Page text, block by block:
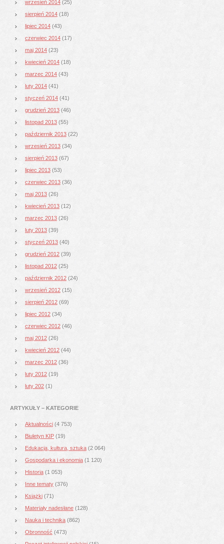
wrzesień 2014 (25)
sierpień 2014 (18)
lipiec 2014 (43)
czerwiec 2014 (17)
maj 2014 (23)
kwiecień 2014 (18)
marzec 2014 (43)
luty 2014 (41)
styczeń 2014 (41)
grudzień 2013 (46)
listopad 2013 (55)
październik 2013 (22)
wrzesień 2013 (34)
sierpień 2013 (67)
lipiec 2013 (53)
czerwiec 2013 (36)
maj 2013 (26)
kwiecień 2013 (12)
marzec 2013 (26)
luty 2013 (39)
styczeń 2013 (40)
grudzień 2012 (39)
listopad 2012 (25)
październik 2012 (24)
wrzesień 2012 (15)
sierpień 2012 (69)
lipiec 2012 (34)
czerwiec 2012 (46)
maj 2012 (26)
kwiecień 2012 (44)
marzec 2012 (36)
luty 2012 (19)
luty 202 (1)
ARTYKUŁY – KATEGORIE
Aktualności (4 753)
Biuletyn KIP (19)
Edukacja, kultura, sztuka (2 064)
Gospodarka i ekonomia (1 120)
Historia (1 053)
Inne tematy (376)
Książki (71)
Materiały nadesłane (128)
Nauka i technika (862)
Obronność (473)